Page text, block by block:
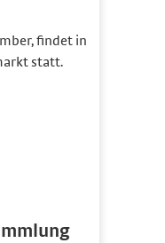
findet in
statt.